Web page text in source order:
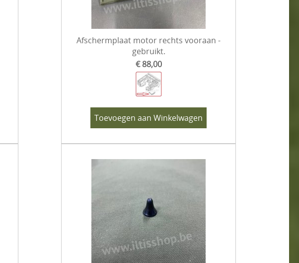
Afschermplaat motor rechts vooraan -
gebruikt.
€ 88,00
Toevoegen aan Winkelwagen